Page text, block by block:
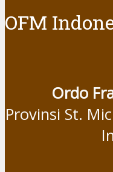
OFM
Ordo
Provinsi St.